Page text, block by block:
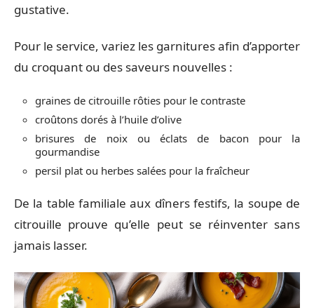
gustative.
Pour le service, variez les garnitures afin d’apporter
du croquant ou des saveurs nouvelles :
graines de citrouille rôties pour le contraste
croûtons dorés à l’huile d’olive
brisures de noix ou éclats de bacon pour la
gourmandise
persil plat ou herbes salées pour la fraîcheur
De la table familiale aux dîners festifs, la soupe de
citrouille prouve qu’elle peut se réinventer sans
jamais lasser.